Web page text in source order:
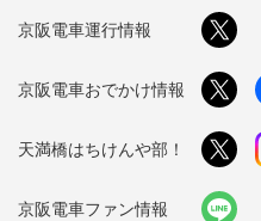
京阪電車運行情報
京阪電車おでかけ情報
天満橋はちけんや部！
京阪電車ファン情報